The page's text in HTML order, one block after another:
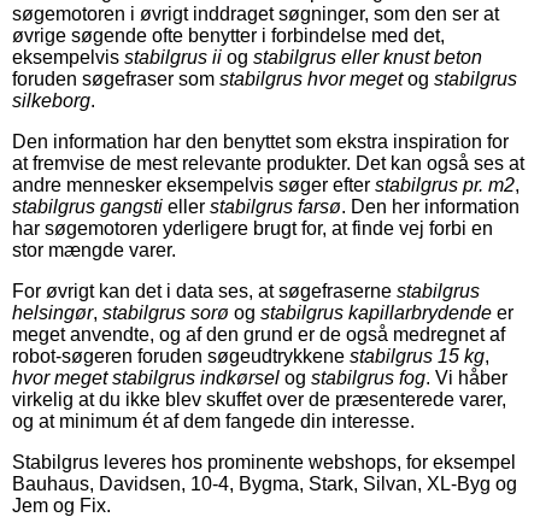
søgemotoren i øvrigt inddraget søgninger, som den ser at
øvrige søgende ofte benytter i forbindelse med det,
eksempelvis stabilgrus ii og stabilgrus eller knust beton
foruden søgefraser som stabilgrus hvor megetog stabilgrus
silkeborg.
Den information har den benyttet som ekstra inspiration for
at fremvise de mest relevante produkter. Det kan også ses at
andre mennesker eksempelvis søger efter stabilgrus pr. m2,
stabilgrus gangsti eller stabilgrus farsø. Den her information
har søgemotoren yderligere brugt for, at finde vej forbi en
stor mængde varer.
For øvrigt kan det i data ses, at søgefraserne stabilgrus
helsingør, stabilgrus sorø og stabilgrus kapillarbrydende er
meget anvendte, og af den grund er de også medregnet af
robot-søgeren foruden søgeudtrykkene stabilgrus 15 kg,
hvor meget stabilgrus indkørsel og stabilgrus fog. Vi håber
virkelig at du ikke blev skuffet over de præsenterede varer,
og at minimum ét af dem fangede din interesse.
Stabilgrus leveres hos prominente webshops, for eksempel
Bauhaus, Davidsen, 10-4, Bygma, Stark, Silvan, XL-Byg og
Jem og Fix.